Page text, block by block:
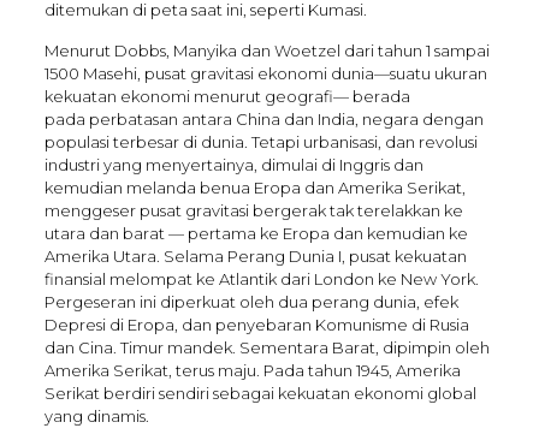
ditemukan di peta saat ini, seperti Kumasi.
Menurut Dobbs, Manyika dan Woetzel dari tahun 1 sampai
1500 Masehi, pusat gravitasi ekonomi dunia—suatu ukuran
kekuatan ekonomi menurut geografi— berada
pada perbatasan antara China dan India, negara dengan
populasi terbesar di dunia. Tetapi urbanisasi, dan revolusi
industri yang menyertainya, dimulai di Inggris dan
kemudian melanda benua Eropa dan Amerika Serikat,
menggeser pusat gravitasi bergerak tak terelakkan ke
utara dan barat — pertama ke Eropa dan kemudian ke
Amerika Utara. Selama Perang Dunia I, pusat kekuatan
finansial melompat ke Atlantik dari London ke New York.
Pergeseran ini diperkuat oleh dua perang dunia, efek
Depresi di Eropa, dan penyebaran Komunisme di Rusia
dan Cina. Timur mandek. Sementara Barat, dipimpin oleh
Amerika Serikat, terus maju. Pada tahun 1945, Amerika
Serikat berdiri sendiri sebagai kekuatan ekonomi global
yang dinamis.